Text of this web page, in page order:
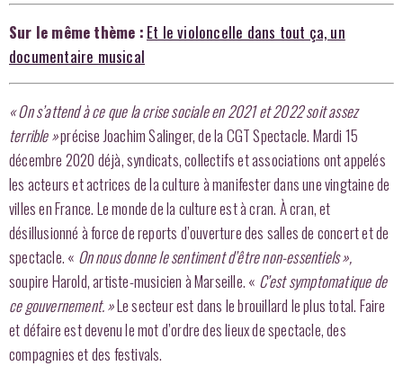
Sur le même thème : Et le violoncelle dans tout ça, un
documentaire musical
« On s’attend à ce que la crise sociale en 2021 et 2022 soit assez
terrible »précise Joachim Salinger, de la CGT Spectacle. Mardi 15
décembre 2020 déjà, syndicats, collectifs et associations ont appelés
les acteurs et actrices de la culture à manifester dans une vingtaine de
villes en France. Le monde de la culture est à cran. À cran, et
désillusionné à force de reports d’ouverture des salles de concert et de
spectacle. « On nous donne le sentiment d’être non-essentiels »,
soupire Harold, artiste-musicien à Marseille. « C’est symptomatique de
ce gouvernement. »Le secteur est dans le brouillard le plus total. Faire
et défaire est devenu le mot d’ordre des lieux de spectacle, des
compagnies et des festivals.